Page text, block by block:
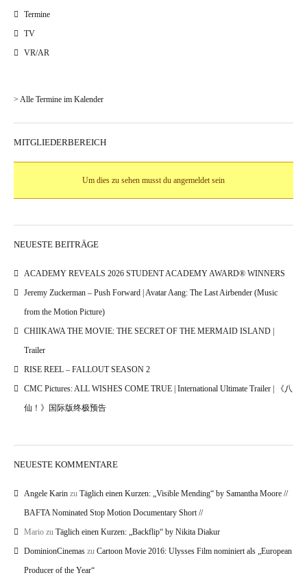
Termine
TV
VR/AR
> Alle Termine im Kalender
MITGLIEDERBEREICH
Um dies zu sehen musst du angemeldet sein
NEUESTE BEITRÄGE
ACADEMY REVEALS 2026 STUDENT ACADEMY AWARD® WINNERS
Jeremy Zuckerman – Push Forward | Avatar Aang: The Last Airbender (Music
from the Motion Picture)
CHIIKAWA THE MOVIE: THE SECRET OF THE MERMAID ISLAND |
Trailer
RISE REEL – FALLOUT SEASON 2
CMC Pictures: ALL WISHES COME TRUE | International Ultimate Trailer | 《八
仙！》国际版终极预告
NEUESTE KOMMENTARE
Angele Karin zu Täglich einen Kurzen: „Visible Mending“ by Samantha Moore //
BAFTA Nominated Stop Motion Documentary Short //
Mario zu Täglich einen Kurzen: „Backflip“ by Nikita Diakur
DominionCinemas zu Cartoon Movie 2016: Ulysses Film nominiert als „European
Producer of the Year“